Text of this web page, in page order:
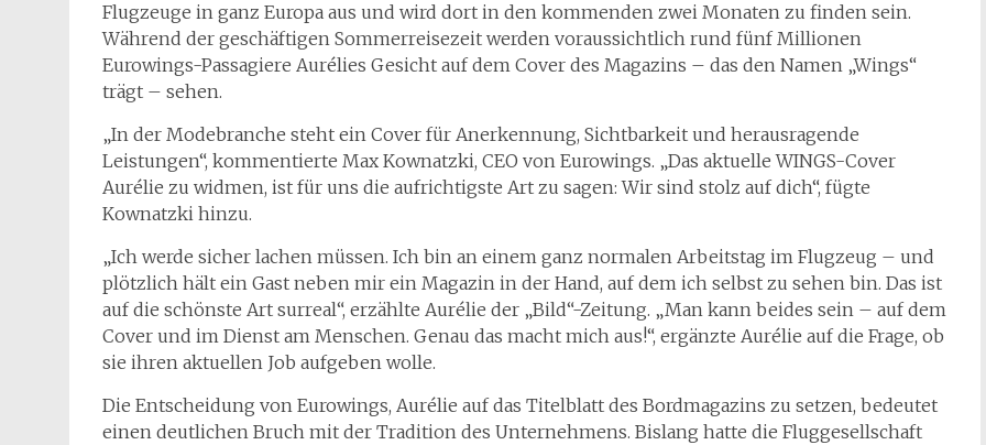
Flugzeuge in ganz Europa aus und wird dort in den kommenden zwei Monaten zu finden sein.
Während der geschäftigen Sommerreisezeit werden voraussichtlich rund fünf Millionen
Eurowings-Passagiere Aurélies Gesicht auf dem Cover des Magazins – das den Namen „Wings“
trägt – sehen.
„In der Modebranche steht ein Cover für Anerkennung, Sichtbarkeit und herausragende
Leistungen“, kommentierte Max Kownatzki, CEO von Eurowings. „Das aktuelle WINGS-Cover
Aurélie zu widmen, ist für uns die aufrichtigste Art zu sagen: Wir sind stolz auf dich“, fügte
Kownatzki hinzu.
„Ich werde sicher lachen müssen. Ich bin an einem ganz normalen Arbeitstag im Flugzeug – und
plötzlich hält ein Gast neben mir ein Magazin in der Hand, auf dem ich selbst zu sehen bin. Das ist
auf die schönste Art surreal“, erzählte Aurélie der „Bild“-Zeitung. „Man kann beides sein – auf dem
Cover und im Dienst am Menschen. Genau das macht mich aus!“, ergänzte Aurélie auf die Frage, ob
sie ihren aktuellen Job aufgeben wolle.
Die Entscheidung von Eurowings, Aurélie auf das Titelblatt des Bordmagazins zu setzen, bedeutet
einen deutlichen Bruch mit der Tradition des Unternehmens. Bislang hatte die Fluggesellschaft